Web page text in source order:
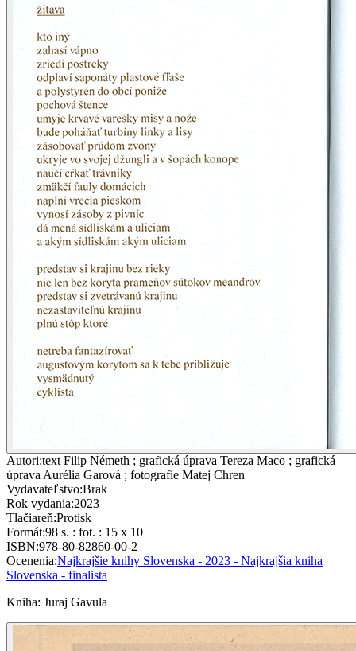
Autori:text Filip Németh ; grafická úprava Tereza Maco ; grafická
úprava Aurélia Garová ; fotografie Matej Chren
Vydavateľstvo:Brak
Rok vydania:2023
Tlačiareň:Protisk
Formát:98 s. : fot. : 15 x 10
ISBN:978-80-82860-00-2
Ocenenia:Najkrajšie knihy Slovenska - 2023 - Najkrajšia kniha
Slovenska - finalista
Kniha: Juraj Gavula